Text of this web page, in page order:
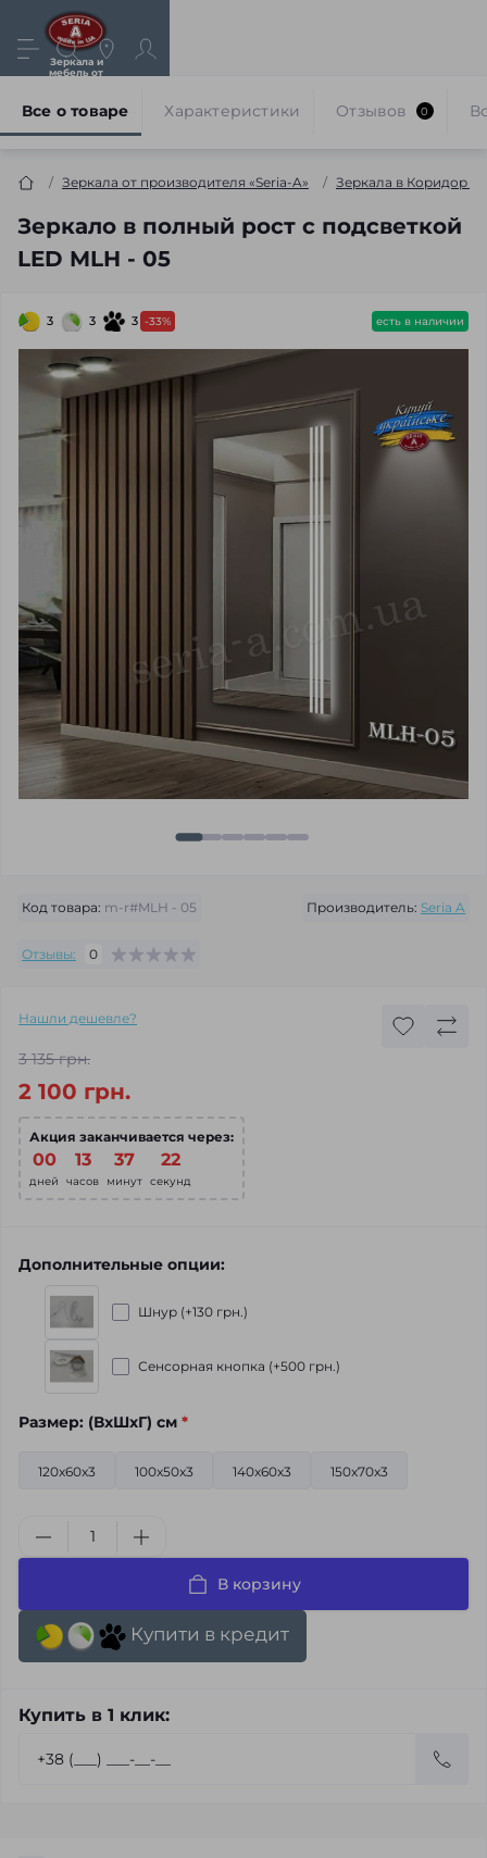
Зеркала и
мебель от
Зеркала от производителя «Seria-A» Зеркала в Коридор
Зеркало в полный рост с подсветкой
LED MLH - 05
Все о товаре Характеристики Отзывов 0
3 3 3 -33% есть в наличии
Код товара: m-r#MLH - 05 Производитель: Seria A
Отзывы: 0
Нашли дешевле?
3 135 грн.
2 100 грн.
Акция заканчивается через:
00
дней
13
часов
37
минут
20
секунд
Дополнительные опции:
Шнур (+130 грн.)
Сенсорная кнопка (+500 грн.)
Размер: (ВхШхГ) см *
120x60x3 100x50x3 140x60x3 150x70x3
В корзину
Купити в кредит
Купить в 1 клик: